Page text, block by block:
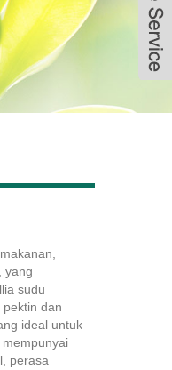
yang
sudu
dan
ideal untuk
perasa